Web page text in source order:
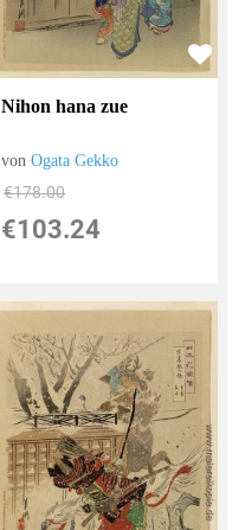
Nihon hana zue
vonOgata Gekko
€178.00
€103.24